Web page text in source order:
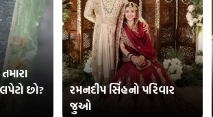
છો?
રમનદીપ સિંહનો પરિવાર
જુઓ